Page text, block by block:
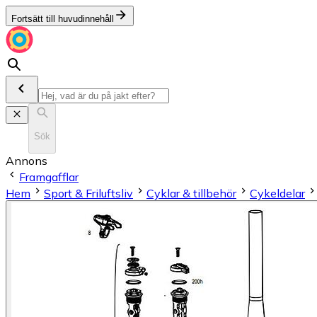
Fortsätt till huvudinnehåll
Sök
Annons
Framgafflar
Hem
Sport & Friluftsliv Cyklar & tillbehör Cykeldelar